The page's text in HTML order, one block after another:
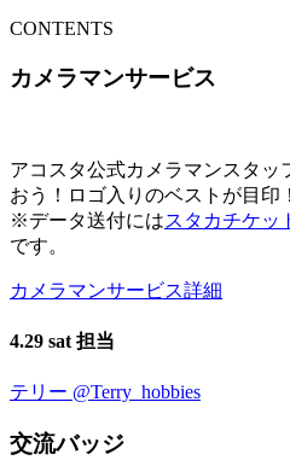
CONTENTS
カメラマンサービス
アコスタ公式カメラマンスタッ
おう！ロゴ入りのベストが目印！
※データ送付にはスタカチケッ
です。
カメラマンサービス詳細
4.29 sat 担当
テリー @Terry_hobbies
交流バッジ